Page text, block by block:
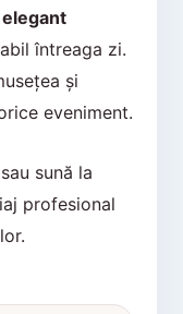
întreaga zi.
și
eveniment.
sau sună la
profesional